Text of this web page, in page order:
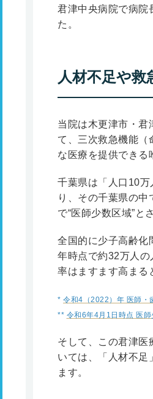
君津中央病院で病院
た。
人材不足や救
当院は木更津市・君
て、三次救急機能（
な医療を提供できる
千葉県は「人口10
り、その千葉県の
で“医師少数区域”と
全国的に少子高齢化
年時点で約32万人
率はますます高まる
* 令和4（2022）年 医師・
** 令和6年4月1日時点 医
そして、この君津医
いては、「人材不足
ます。